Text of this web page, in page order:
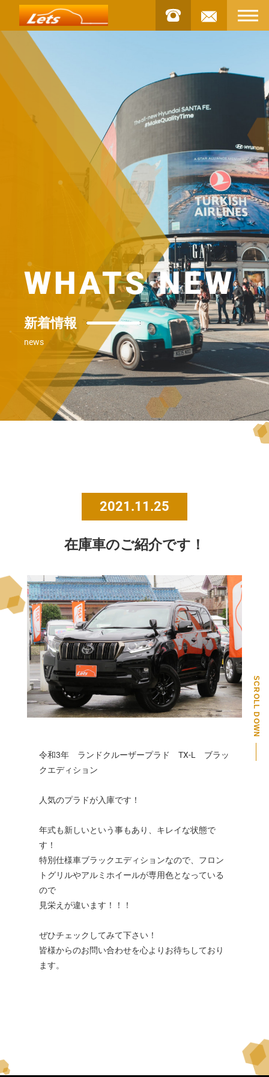
WHATS NEW
新着情報
news
2021.11.25
在庫車のご紹介です！
令和3年 ランドクルーザープラド TX-L ブラッ
クエディション
人気のプラドが入庫です！
年式も新しいという事もあり、キレイな状態で
す！
特別仕様車ブラックエディションなので、フロン
トグリルやアルミホイールが専用色となっている
ので
見栄えが違います！！！
ぜひチェックしてみて下さい！
皆様からのお問い合わせを心よりお待ちしており
ます。
SCROLL DOWN
PAGE TOP
お問合せ
STOCK
インスタグラム